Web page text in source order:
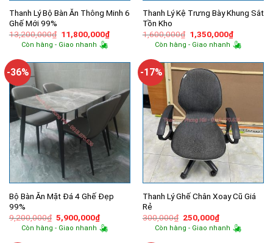
Thanh Lý Bộ Bàn Ăn Thông Minh 6
Ghế Mới 99%
13,200,000₫ Giá
gốc
là:
11,800,000₫Giá
hiện
11,800,000₫.
Còn hàng - Giao nhanh
Thanh Lý Kệ Trưng Bày Khung Sắt
Tồn Kho
1,600,000₫ Giá
gốc
là:
1,350,000₫Giá
hiện
tại
Còn hàng - Giao nhanh
-36%
Bộ Bàn Ăn Mặt Đá 4 Ghế Đẹp
99%
9,200,000₫ Giá
gốc
là:
5,900,000₫Giá
hiện
tại
Còn hàng - Giao nhanh
-17%
Thanh Lý Ghế Chân Xoay Cũ Giá
Rẻ
300,000₫ Giá
gốc
là:
250,000₫Giá
hiện
tại
Còn hàng - Giao nhanh